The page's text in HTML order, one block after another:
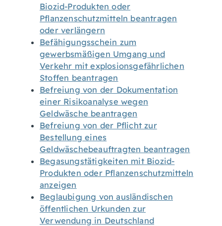
Biozid-Produkten oder
Pflanzenschutzmitteln beantragen
oder verlängern
Befähigungsschein zum
gewerbsmäßigen Umgang und
Verkehr mit explosionsgefährlichen
Stoffen beantragen
Befreiung von der Dokumentation
einer Risikoanalyse wegen
Geldwäsche beantragen
Befreiung von der Pflicht zur
Bestellung eines
Geldwäschebeauftragten beantragen
Begasungstätigkeiten mit Biozid-
Produkten oder Pflanzenschutzmitteln
anzeigen
Beglaubigung von ausländischen
öffentlichen Urkunden zur
Verwendung in Deutschland